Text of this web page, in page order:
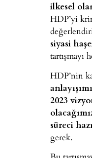
ilkesel
HDP’yi
siyasi
tartışmayı
HDP’nin
2023
süreci
gerek.